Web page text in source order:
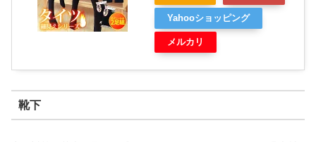
Yahooショッピング
メルカリ
靴下